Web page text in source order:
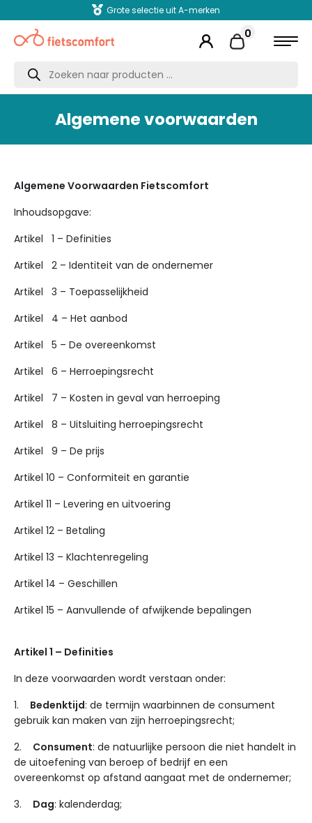
Grote selectie uit A-merken
0
Producten
zoeken
Algemene voorwaarden
Algemene Voorwaarden Fietscomfort
Inhoudsopgave:
Artikel 1 – Definities
Artikel 2 – Identiteit van de ondernemer
Artikel 3 – Toepasselijkheid
Artikel 4 – Het aanbod
Artikel 5 – De overeenkomst
Artikel 6 – Herroepingsrecht
Artikel 7 – Kosten in geval van herroeping
Artikel 8 – Uitsluiting herroepingsrecht
Artikel 9 – De prijs
Artikel 10 – Conformiteit en garantie
Artikel 11 – Levering en uitvoering
Artikel 12 – Betaling
Artikel 13 – Klachtenregeling
Artikel 14 – Geschillen
Artikel 15 – Aanvullende of afwijkende bepalingen
Artikel 1 – Definities
In deze voorwaarden wordt verstaan onder:
1. Bedenktijd: de termijn waarbinnen de consument
gebruik kan maken van zijn herroepingsrecht;
2. Consument: de natuurlijke persoon die niet handelt in
de uitoefening van beroep of bedrijf en een
overeenkomst op afstand aangaat met de ondernemer;
3. Dag: kalenderdag;